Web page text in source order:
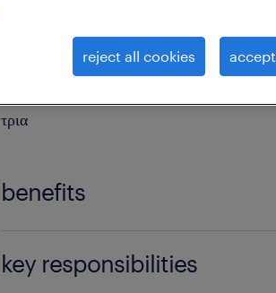
Είσαι νοσηλευτής-τρια ή βοηθός
ενταχθείς σε εναν απο τους
Διάβασε παρακάτω και κάνε την
τρια
benefits
key responsibilities
reject all cookies